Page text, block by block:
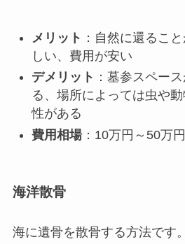
メリット ：自然に還るこ
しい、費用が安い
デメリット ：墓参スペー
る、場所によっては虫や
性がある
費用相場：10万円～50万円
海洋散骨
海に遺骨を散骨する方法です。